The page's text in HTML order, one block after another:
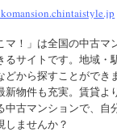
マ！」は全国の中古マ
るサイトです。地域・
どから探すことができ
新物件も充実。賃貸よ
中古マンションで、自
しませんか？